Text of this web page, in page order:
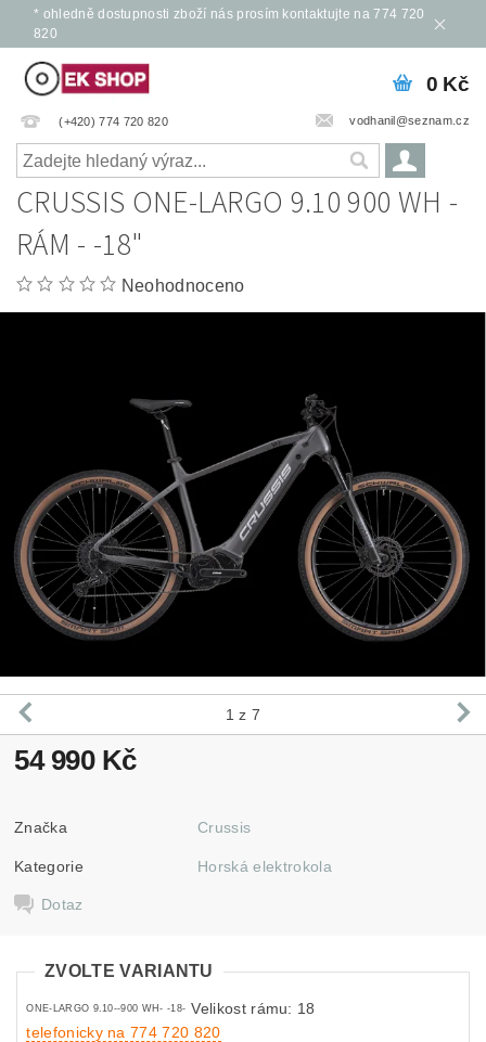
* ohledně dostupnosti zboží nás prosím kontaktujte na 774 720
820
(+420) 774 720 820 vodhanil@seznam.cz
0 Kč
CRUSSIS ONE-LARGO 9.10 900 WH -
RÁM - -18"
Neohodnoceno
1 z 7
54 990 Kč
Značka Crussis
Kategorie Horská elektrokola
Dotaz
ZVOLTE VARIANTU
ONE-LARGO 9.10--900 WH- -18- Velikost rámu: 18
telefonicky na 774 720 820